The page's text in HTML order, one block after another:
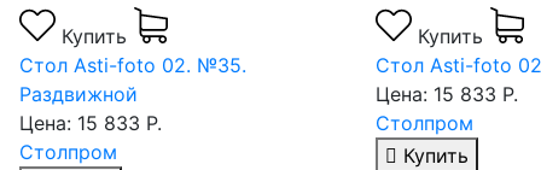
Купить
Стол Asti-foto 02. №35.
Раздвижной
Цена: 15 833 Р.
Столпром
Купить
Стол Asti-foto
Цена: 15 833 Р.
Столпром
Купить